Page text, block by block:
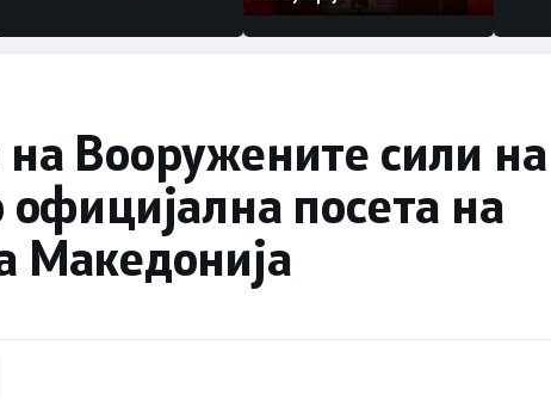
на Вооружените сили на
официјална посета на
Македонија